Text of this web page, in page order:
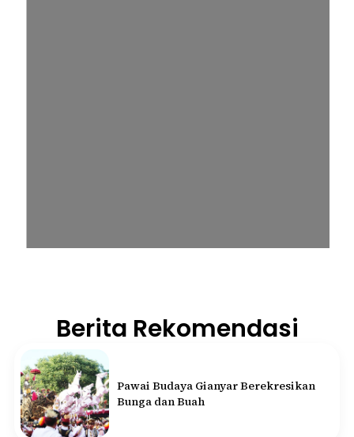
Berita Rekomendasi
Pawai Budaya Gianyar Berekresikan
Bunga dan Buah